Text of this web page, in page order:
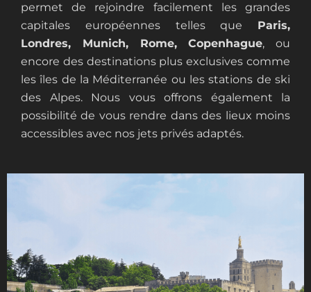
permet de rejoindre facilement les grandes
capitales européennes telles que Paris,
Londres, Munich, Rome, Copenhague, ou
encore des destinations plus exclusives comme
les îles de la Méditerranée ou les stations de ski
des Alpes. Nous vous offrons également la
possibilité de vous rendre dans des lieux moins
accessibles avec nos jets privés adaptés.